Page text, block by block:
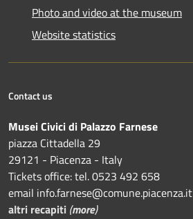
Photo and video at the museum
Website statistics
Contact us
Musei Civici di Palazzo Farnese
piazza Cittadella 29
29121 - Piacenza - Italy
Tickets office: tel. 0523 492 658
email info.farnese@comune.piacenza.it
altri recapiti (more)